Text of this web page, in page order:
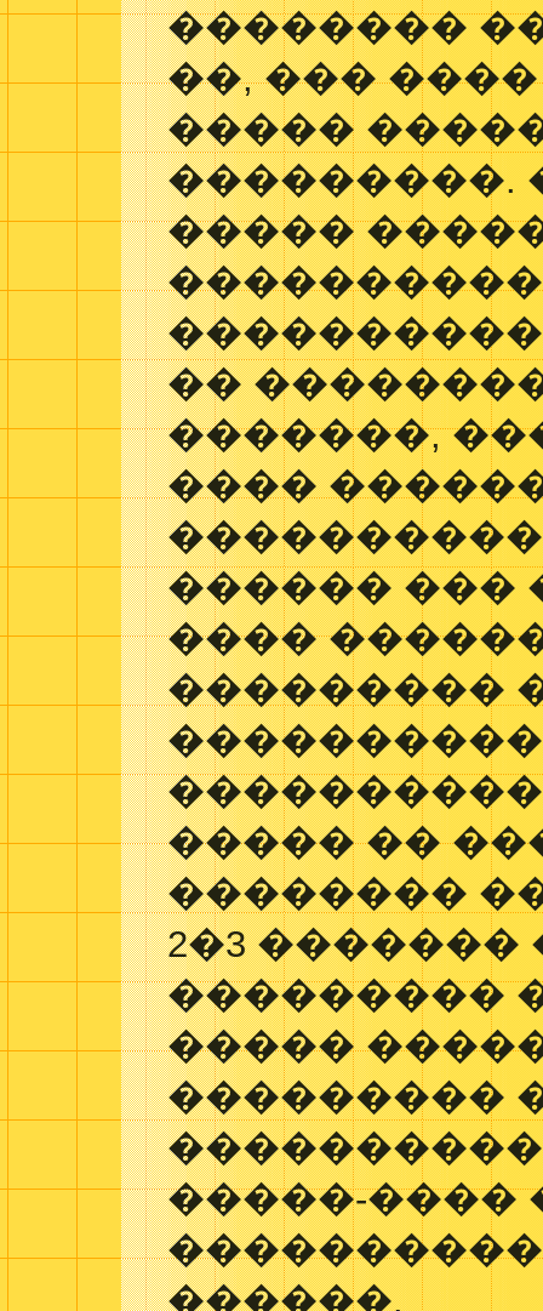
��������
��, ���
�����
���������.
�����
��
�������,
����
������ ���
����
���������
����� ��
��������
2�3
���������
�����
���������
�����-����
������.